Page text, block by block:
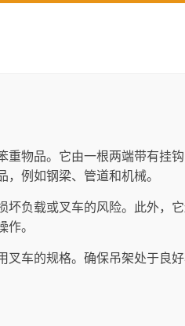
物品。它由一根两端带有挂
例如钢梁、管道和机械。
负载或叉车的风险。此外，
。
车的规格。确保吊架处于良